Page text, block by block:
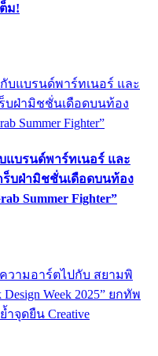
ม!
บรนด์พาร์ทเนอร์ และ
บฝ่ามิชชั่นเดือดบนท้อง
Summer Fighter”